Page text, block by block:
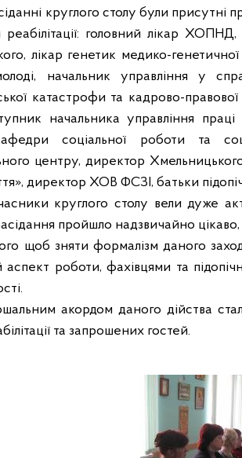
круглого столу були присутні
головний лікар ХОПНД,
лікар генетик медико-
начальник управління у
катастрофи та кадрово-
начальника управління
соціальної роботи та
центру, директор Хмельницького
директор ХОВ ФСЗІ, батьки
круглого столу вели дуже
пройшло надзвичайно
щоб зняти формалізм даного
аспект роботи, фахівцями та
акордом даного дійства
та запрошених гостей.